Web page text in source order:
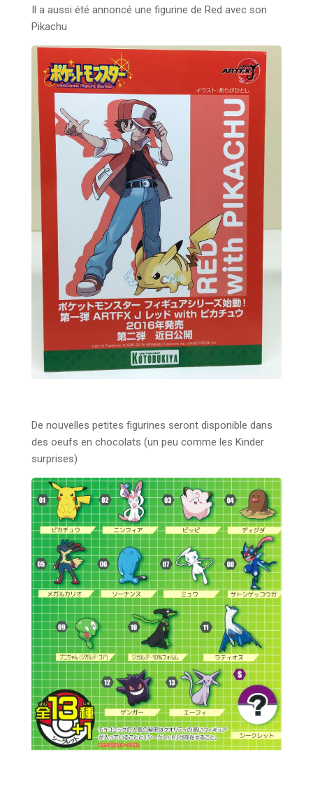
Il a aussi été annoncé une figurine de Red avec son
Pikachu
De nouvelles petites figurines seront disponible dans
des oeufs en chocolats (un peu comme les Kinder
surprises)